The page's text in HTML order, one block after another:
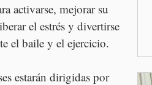
activarse, mejorar su
el estrés y divertirse
el baile y el ejercicio.
estarán dirigidas por